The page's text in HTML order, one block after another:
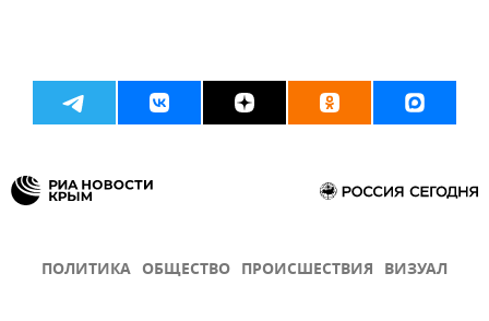
ПОЛИТИКА ОБЩЕСТВО ПРОИСШЕСТВИЯ ВИЗУАЛ